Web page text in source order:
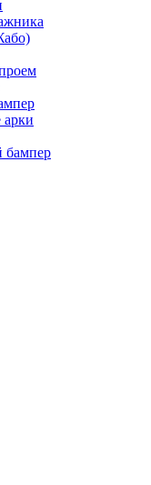
арки
бампер